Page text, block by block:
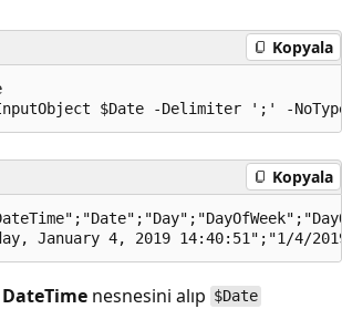
Kopyala
Kopyala
DateTime nesnesini alıp $Date